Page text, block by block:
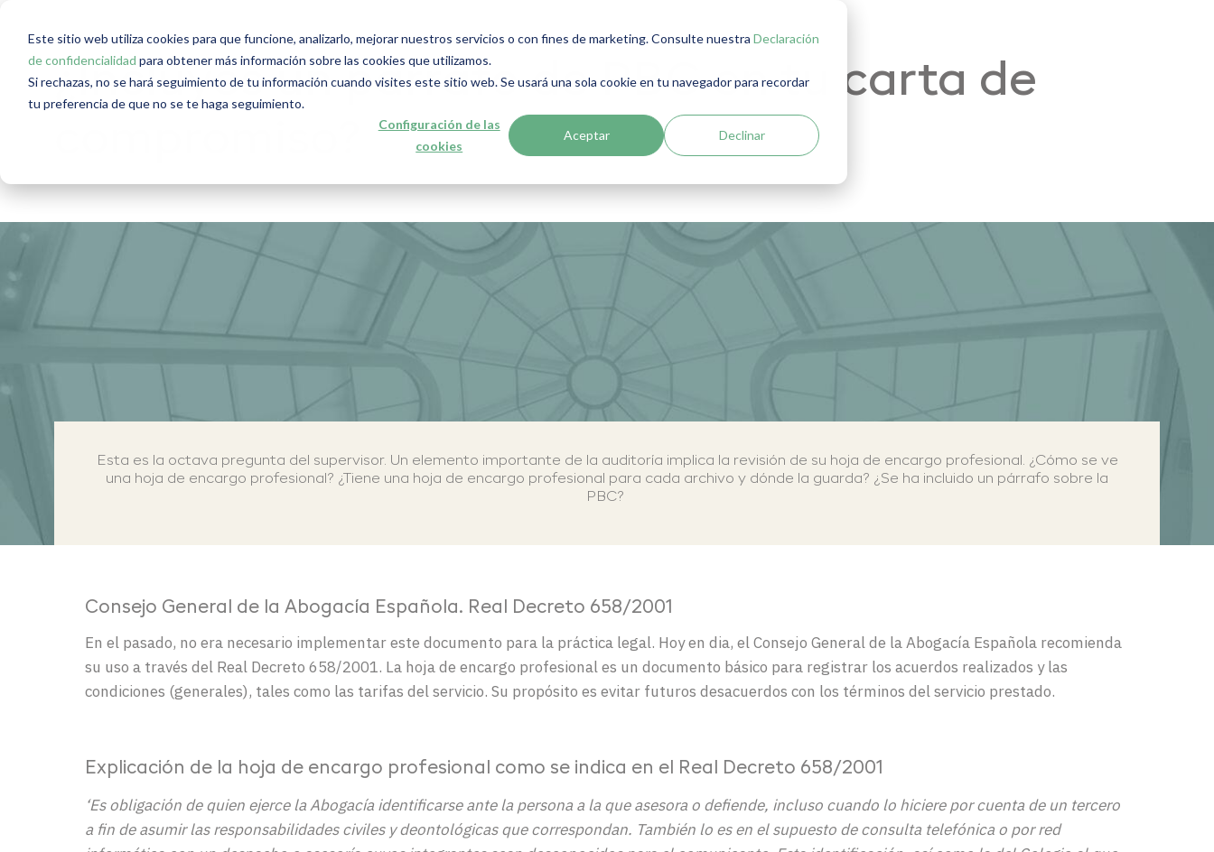
Este sitio web utiliza cookies para que funcione, analizarlo, mejorar nuestros servicios o con fines de marketing. Consulte nuestra Declaración
de confidencialidad para obtener más información sobre las cookies que utilizamos.
Si rechazas, no se hará seguimiento de tu información cuando visites este sitio web. Se usará una sola cookie en tu navegador para recordar
tu preferencia de que no se te haga seguimiento.
Configuración de las
cookies
Aceptar Declinar
¿Incluyes un párrafo de PBC en tu carta de
Esta es la octava pregunta del supervisor. Un elemento importante de la auditoría implica la revisión de su hoja de encargo profesional . ¿Cómo se ve
una hoja de encargo profesional? ¿Tiene una hoja de encargo profesional para cada archivo y dónde la guarda? ¿Se ha incluido un párrafo sobre la
PBC?
Consejo General de la Abogacía Española. Real Decreto 658/2001
En el pasado, no era necesario implementar este documento para la práctica legal. Hoy en dia, el Consejo General de la Abogacía Española recomienda
su uso a través del Real Decreto 658/2001. La hoja de encargo profesionales un documento básico para registrar los acuerdos realizados y las
condiciones (generales), tales como las tarifas del servicio. Su propósito es evitar futuros desacuerdos con los términos del servicio prestado.
Explicación de la hoja de encargo profesional como se indica en el Real Decreto 658/2001
‘Es obligación de quien ejerce la Abogacía identificarse ante la persona a la que asesora o defiende, incluso cuando lo hiciere por cuenta de un tercero
a fin de asumir las responsabilidades civiles y deontológicas que correspondan. También lo es en el supuesto de consulta telefónica o por red